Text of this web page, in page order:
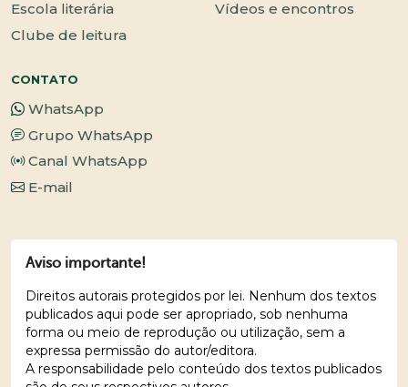
Escola literária
Clube de leitura
Vídeos e encontros
CONTATO
WhatsApp
Grupo WhatsApp
Canal WhatsApp
E-mail
Aviso importante!
Direitos autorais protegidos por lei. Nenhum dos textos
publicados aqui pode ser apropriado, sob nenhuma
forma ou meio de reprodução ou utilização, sem a
expressa permissão do autor/editora.
A responsabilidade pelo conteúdo dos textos publicados